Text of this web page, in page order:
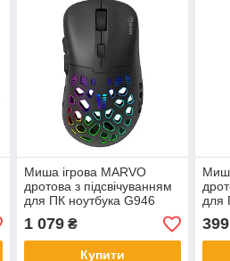
Миша ігрова MARVO
дротова з підсвічуванням
для ПК ноутбука G946
Black
1 079₴
Купити
для
399